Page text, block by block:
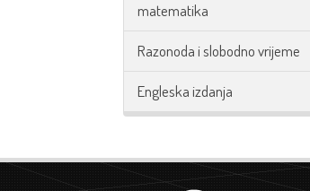
matematika
Razonoda i slobodno vrijeme
Engleska izdanja